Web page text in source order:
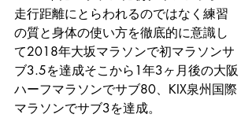
走行距離にとらわれるのではなく練習
の質と身体の使い方を徹底的に意識し
て2018年大坂マラソンで初マラソンサ
ブ3.5を達成そこから1年3ヶ月後の大阪
ハーフマラソンでサブ80、KIX泉州国際
マラソンでサブ3を達成。